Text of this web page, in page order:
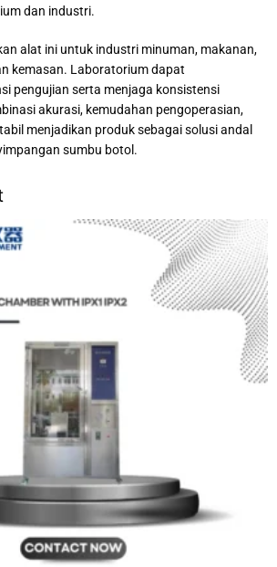
dan industri.
alat ini untuk industri minuman, makanan,
kemasan. Laboratorium dapat
pengujian serta menjaga konsistensi
akurasi, kemudahan pengoperasian,
menjadikan produk sebagai solusi andal
sumbu botol.